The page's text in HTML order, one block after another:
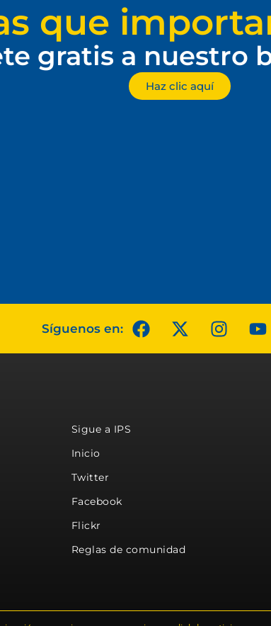
que
gratis a nuestro
Haz clic aquí
Síguenos en:
Sigue a IPS
Inicio
Twitter
Facebook
Flickr
Reglas de comunidad